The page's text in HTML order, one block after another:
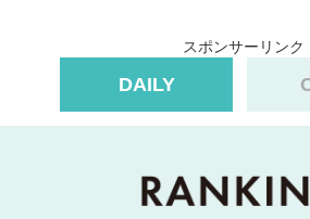
スポンサーリンク
DAILY